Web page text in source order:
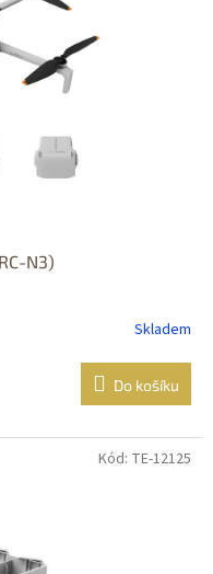
N3)
Skladem
Do košíku
Kód: TE-12125